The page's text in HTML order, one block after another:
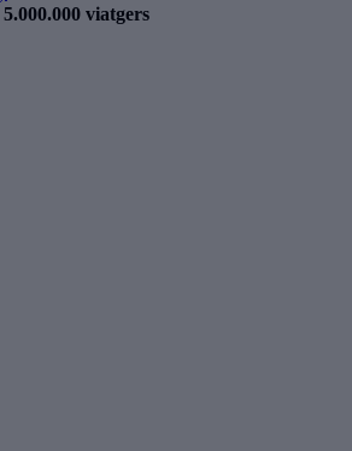
5.000.000 viatgers